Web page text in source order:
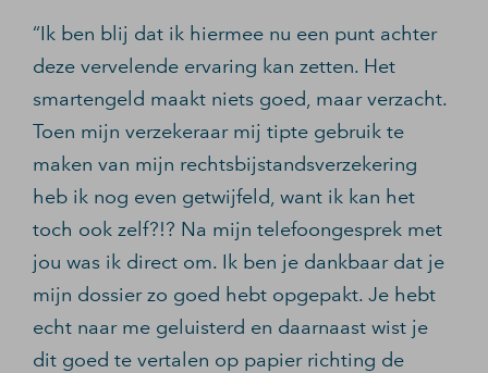
“Ik ben blij dat ik hiermee nu een punt achter
deze vervelende ervaring kan zetten. Het
smartengeld maakt niets goed, maar verzacht.
Toen mijn verzekeraar mij tipte gebruik te
maken van mijn rechtsbijstandsverzekering
heb ik nog even getwijfeld, want ik kan het
toch ook zelf?!? Na mijn telefoongesprek met
jou was ik direct om. Ik ben je dankbaar dat je
mijn dossier zo goed hebt opgepakt. Je hebt
echt naar me geluisterd en daarnaast wist je
dit goed te vertalen op papier richting de